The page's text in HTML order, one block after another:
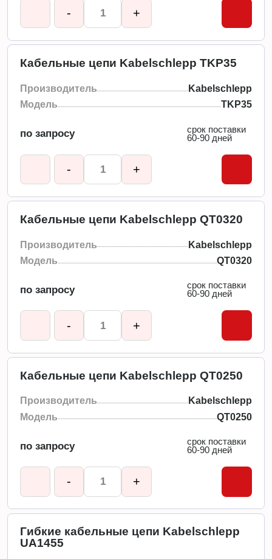
- +
Кабельные цепи Kabelschlepp TKP35
Производитель
Kabelschlepp
Модель
TKP35
по запросу
срок поставки
60-90 дней
- +
Кабельные цепи Kabelschlepp QT0320
Производитель
Kabelschlepp
Модель
QT0320
по запросу
срок поставки
60-90 дней
- +
Кабельные цепи Kabelschlepp QT0250
Производитель
Kabelschlepp
Модель
QT0250
по запросу
срок поставки
60-90 дней
- +
Гибкие кабельные цепи Kabelschlepp
UA1455